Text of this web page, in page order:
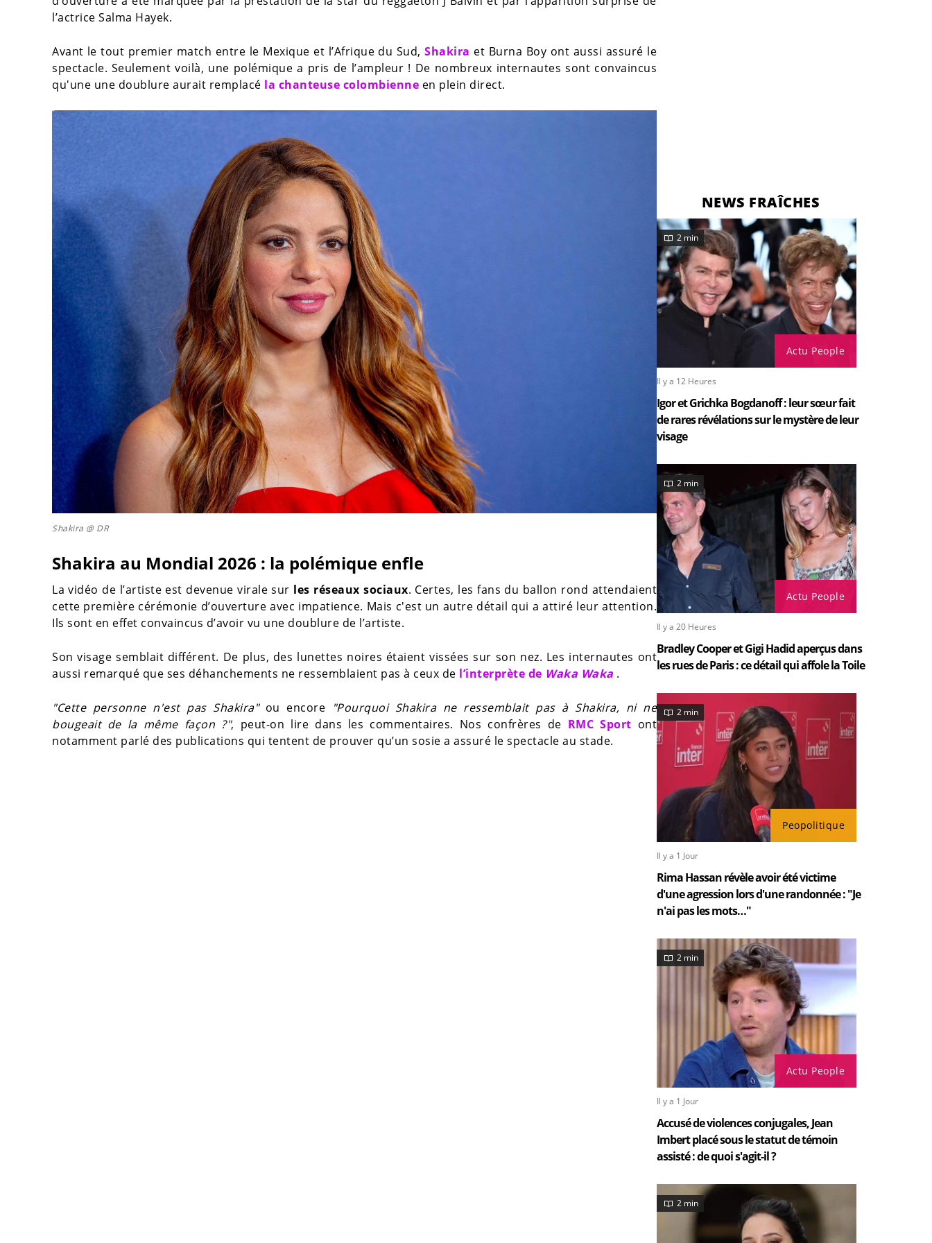
l’actrice Salma Hayek.
Avant le tout premier match entre le Mexique et l’Afrique du Sud,Shakira et Burna Boy ont aussi assuré le
spectacle. Seulement voilà, une polémique a pris de l’ampleur ! De nombreux internautes sont convaincus
qu'une une doublure aurait remplacé la chanteuse colombienne en plein direct.
Shakira @ DR
Shakira au Mondial 2026 : la polémique enfle
La vidéo de l’artiste est devenue virale sur les réseaux sociaux. Certes, les fans du ballon rond attendaient
cette première cérémonie d’ouverture avec impatience. Mais c'est un autre détail qui a attiré leur attention.
Ils sont en effet convaincus d’avoir vu une doublure de l’artiste.
Son visage semblait différent. De plus, des lunettes noires étaient vissées sur son nez. Les internautes ont
aussi remarqué que ses déhanchements ne ressemblaient pas à ceux de l’interprète de Waka Waka .
"Cette personne n'est pas Shakira"ou encore "Pourquoi Shakira ne ressemblait pas à Shakira, ni ne
bougeait de la même façon ?", peut-on lire dans les commentaires. Nos confrères de RMC Sport ont
notamment parlé des publications qui tentent de prouver qu’un sosie a assuré le spectacle au stade.
NEWS FRAÎCHES
Actu People
2 min
Il y a 12 Heures
Igor et Grichka Bogdanoff : leur sœur fait
de rares révélations sur le mystère de leur
visage
Actu People
2 min
Il y a 20 Heures
Bradley Cooper et Gigi Hadid aperçus dans
les rues de Paris : ce détail qui affole la Toile
Peopolitique
2 min
Il y a 1 Jour
Rima Hassan révèle avoir été victime
d'une agression lors d'une randonnée : "Je
n'ai pas les mots…"
Actu People
2 min
Il y a 1 Jour
Accusé de violences conjugales, Jean
Imbert placé sous le statut de témoin
assisté : de quoi s'agit-il ?
2 min